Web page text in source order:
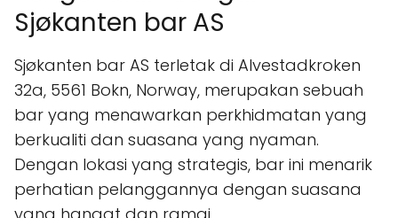
Sjøkanten bar AS
Sjøkanten bar AS terletak di Alvestadkroken
32a, 5561 Bokn, Norway, merupakan sebuah
bar yang menawarkan perkhidmatan yang
berkualiti dan suasana yang nyaman.
Dengan lokasi yang strategis, bar ini menarik
perhatian pelanggannya dengan suasana